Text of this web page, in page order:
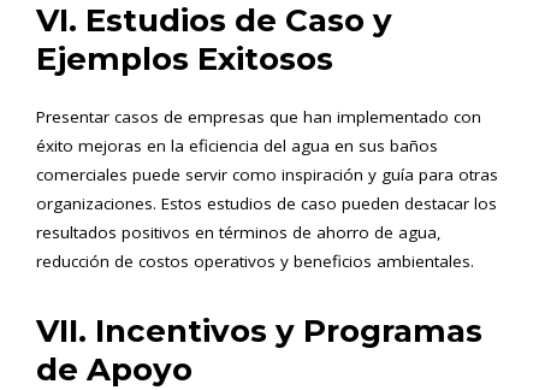
VI. Estudios de Caso y
Ejemplos Exitosos
Presentar casos de empresas que han implementado con
éxito mejoras en la eficiencia del agua en sus baños
comerciales puede servir como inspiración y guía para otras
organizaciones. Estos estudios de caso pueden destacar los
resultados positivos en términos de ahorro de agua,
reducción de costos operativos y beneficios ambientales.
VII. Incentivos y Programas
de Apoyo